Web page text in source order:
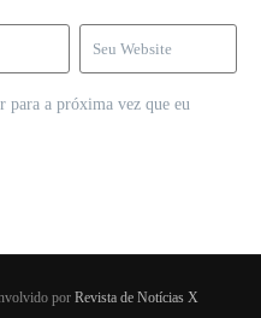
para a próxima vez que eu
por Revista de Notícias X